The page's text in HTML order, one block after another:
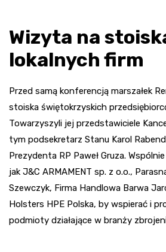
Wizyta na
lokalnych firm
Przed samą konferencją marszałek
stoiska świętokrzyskich
Towarzyszyli jej przedstawiciele
tym podsekretarz Stanu Karol
Prezydenta RP Paweł Gruza.
jak J&C ARMAMENT sp. z o.o.,
Szewczyk, Firma Handlowa Barwa
Holsters HPE Polska, by wspierać i
podmioty działające w branży